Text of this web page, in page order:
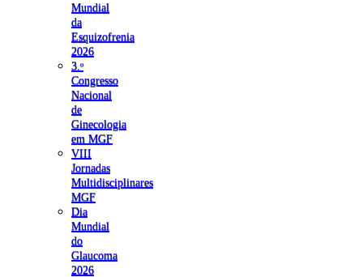
Mundial
da
Esquizofrenia
2026
3.ᵒ
Congresso
Nacional
de
Ginecologia
em MGF
VIII
Jornadas
Multidisciplinares
MGF
Dia
Mundial
do
Glaucoma
2026